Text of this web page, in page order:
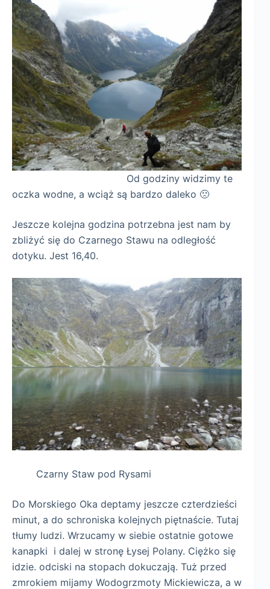
Od godziny widzimy te
oczka wodne, a wciąż są bardzo daleko 🙁
Jeszcze kolejna godzina potrzebna jest nam by
zbliżyć się do Czarnego Stawu na odległość
dotyku. Jest 16,40.
Czarny Staw pod Rysami
Do Morskiego Oka deptamy jeszcze czterdzieści
minut, a do schroniska kolejnych piętnaście. Tutaj
tłumy ludzi. Wrzucamy w siebie ostatnie gotowe
kanapki i dalej w stronę Łysej Polany. Ciężko się
idzie. odciski na stopach dokuczają. Tuż przed
zmrokiem mijamy Wodogrzmoty Mickiewicza, a w